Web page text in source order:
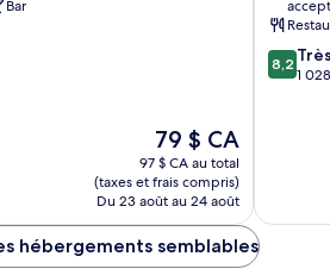
Bar
Le
prix
est
de
79 $ CA
79 $ CA
97 $ CA au total
(taxes et frais compris)
Du 23 août au 24 août
Centre-
ville
de
8.2
sur
8,2
1
hébergements semblables